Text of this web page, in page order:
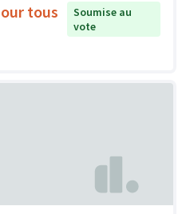
tous
Soumise au
vote